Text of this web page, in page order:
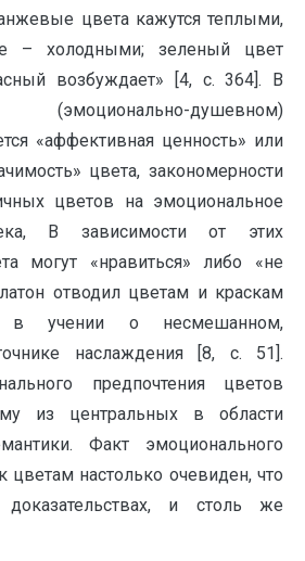
цвета кажутся теплыми,
– холодными; зеленый цвет
возбуждает» [4, с. 364]. В
(эмоционально-душевном)
«аффективная ценность» или
цвета, закономерности
цветов на эмоциональное
В зависимости от этих
могут «нравиться» либо «не
отводил цветам и краскам
в учении о несмешанном,
наслаждения [8, с. 51].
предпочтения цветов
из центральных в области
Факт эмоционального
настолько очевиден, что
и столь же